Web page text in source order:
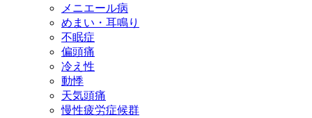
メニエール病
めまい・耳鳴り
不眠症
偏頭痛
冷え性
動悸
天気頭痛
慢性疲労症候群